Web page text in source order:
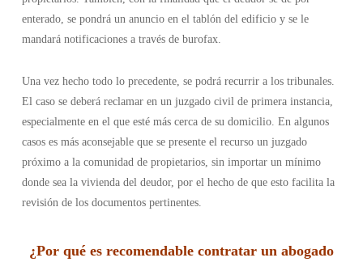
enterado, se pondrá un anuncio en el tablón del edificio y se le
mandará notificaciones a través de burofax.
Una vez hecho todo lo precedente, se podrá recurrir a los tribunales.
El caso se deberá reclamar en un juzgado civil de primera instancia,
especialmente en el que esté más cerca de su domicilio. En algunos
casos es más aconsejable que se presente el recurso un juzgado
próximo a la comunidad de propietarios, sin importar un mínimo
donde sea la vivienda del deudor, por el hecho de que esto facilita la
revisión de los documentos pertinentes.
¿Por qué es recomendable contratar un abogado